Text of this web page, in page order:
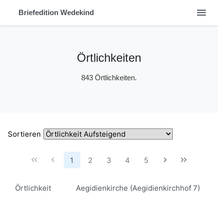
Briefedition Wedekind menu
Örtlichkeiten
843 Örtlichkeiten.
Sortieren
1 2 3 4 5
Örtlichkeit Aegidienkirche (Aegidienkirchhof 7)